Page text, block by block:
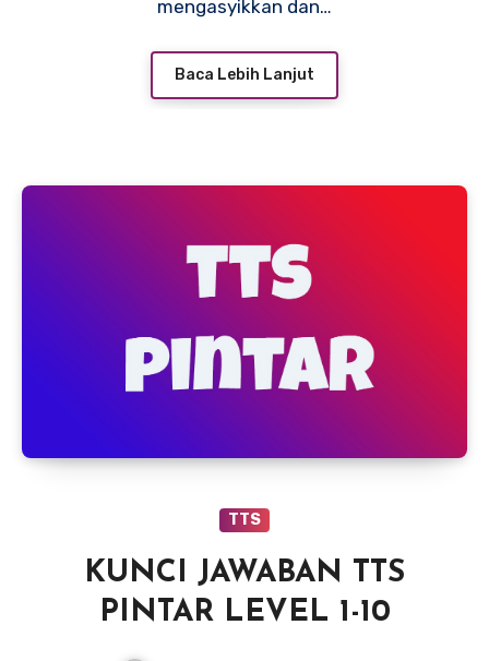
mengasyikkan dan…
Baca Lebih Lanjut
TTS
KUNCI JAWABAN TTS
PINTAR LEVEL 1-10